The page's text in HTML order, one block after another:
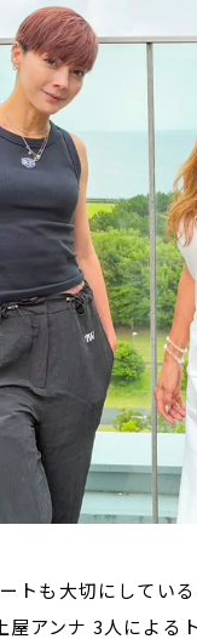
トも大切にしてい
アンナ 3人による